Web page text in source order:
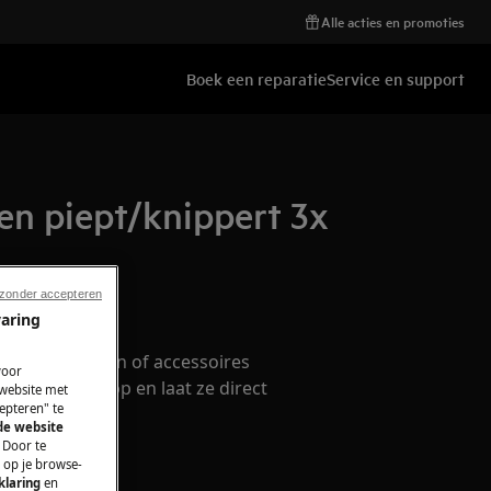
Alle acties en promoties
Boek een reparatieService en support
piept/knippert 3x
of accessoires
onze webshop en laat ze direct
met
te
website
Door te
op je browse-
en
accepteren